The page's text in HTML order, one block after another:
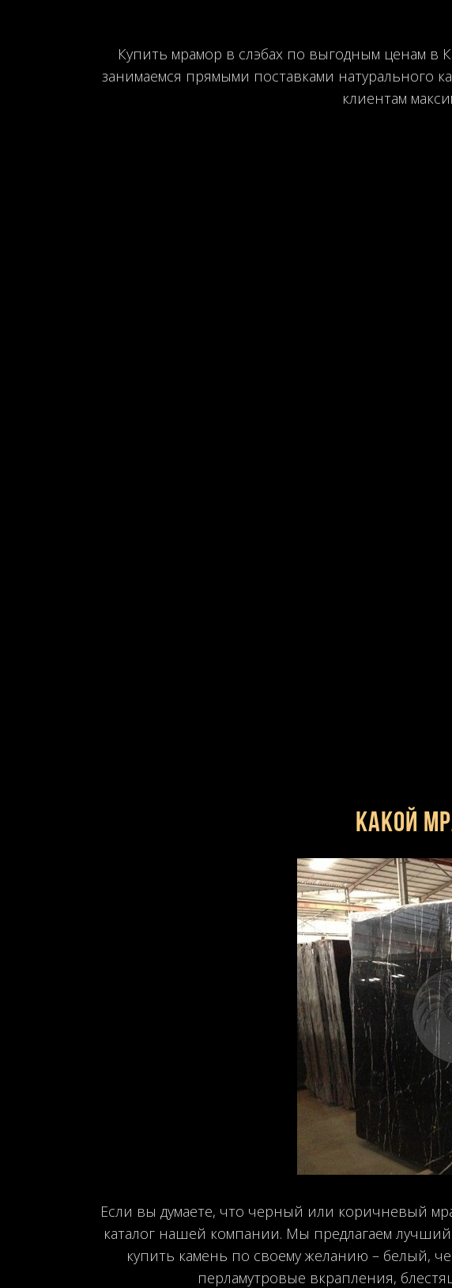
Купить мрамор в слэбах по выгодным ценам в
занимаемся прямыми поставками натурального
клиентам
Какой
Если вы думаете, что черный или коричневый
каталог нашей компании. Мы предлагаем
купить камень по своему желанию – белый,
перламутровые вкрапления,